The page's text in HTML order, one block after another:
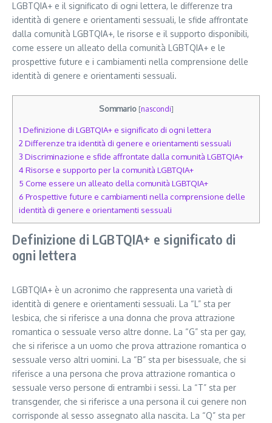
LGBTQIA+ e il significato di ogni lettera, le differenze tra
identità di genere e orientamenti sessuali, le sfide affrontate
dalla comunità LGBTQIA+, le risorse e il supporto disponibili,
come essere un alleato della comunità LGBTQIA+ e le
prospettive future e i cambiamenti nella comprensione delle
identità di genere e orientamenti sessuali.
Sommario [nascondi]
1 Definizione di LGBTQIA+ e significato di ogni lettera
2 Differenze tra identità di genere e orientamenti sessuali
3 Discriminazione e sfide affrontate dalla comunità LGBTQIA+
4 Risorse e supporto per la comunità LGBTQIA+
5 Come essere un alleato della comunità LGBTQIA+
6 Prospettive future e cambiamenti nella comprensione delle
identità di genere e orientamenti sessuali
Definizione di LGBTQIA+ e significato di
ogni lettera
LGBTQIA+ è un acronimo che rappresenta una varietà di
identità di genere e orientamenti sessuali. La “L” sta per
lesbica, che si riferisce a una donna che prova attrazione
romantica o sessuale verso altre donne. La “G” sta per gay,
che si riferisce a un uomo che prova attrazione romantica o
sessuale verso altri uomini. La “B” sta per bisessuale, che si
riferisce a una persona che prova attrazione romantica o
sessuale verso persone di entrambi i sessi. La “T” sta per
transgender, che si riferisce a una persona il cui genere non
corrisponde al sesso assegnato alla nascita. La “Q” sta per